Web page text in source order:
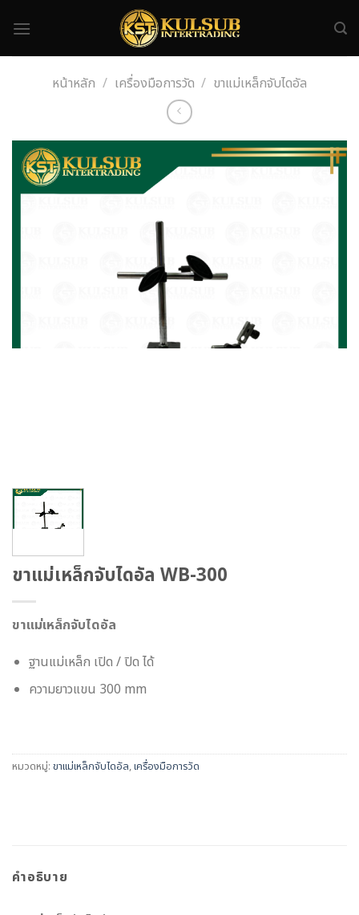
หน้าหลัก / เครื่องมือการวัด / ขาแม่เหล็กจับไดอัล
ขาแม่เหล็กจับไดอัล WB-300
ขาแม่เหล็กจับไดอัล
ฐานแม่เหล็ก เปิด / ปิด ได้
ความยาวแขน 300 mm
หมวดหมู่: ขาแม่เหล็กจับไดอัล,เครื่องมือการวัด
คำอธิบาย